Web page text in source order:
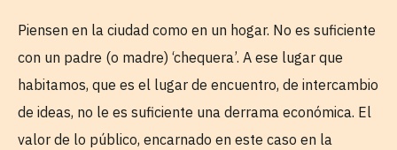
Piensen en la ciudad como en un hogar. No es suficiente
con un padre (o madre) ‘chequera’. A ese lugar que
habitamos, que es el lugar de encuentro, de intercambio
de ideas, no le es suficiente una derrama económica. El
valor de lo público, encarnado en este caso en la